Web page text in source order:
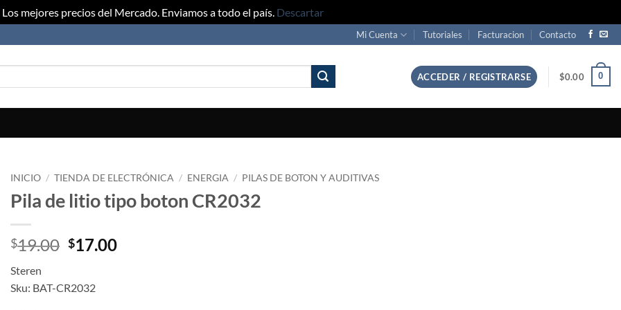
Los mejores precios del Mercado. Enviamos a todo el país. Descartar
Mi Cuenta Tutoriales Facturacion Contacto
ACCEDER / REGISTRARSE $0.00 0
INICIO / TIENDA DE ELECTRÓNICA / ENERGIA / PILAS DE BOTON Y AUDITIVAS
Pila de litio tipo boton CR2032
$19.00 Original
$19.00.
$17.00Current
Steren
Sku: BAT-CR2032